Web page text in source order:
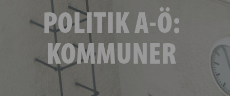
POLITIK A-Ö:
KOMMUNER